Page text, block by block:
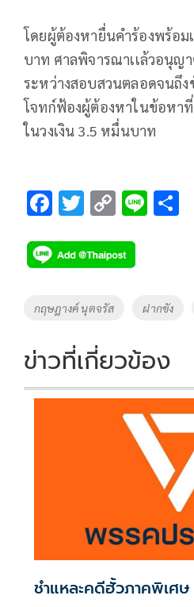
โดยผู้ต้องหายื่นคำร้องพร้อ
บาท ศาลพิจารณาเเล้วอนุญ
ระหว่างสอบสวนตลอดจนถึ
โจทก์ฟ้องผู้ต้องหาในข้อหา
ในวงเงิน 3.5 หมื่นบาท
F
e
b
o
k
T
tt
er
C
p
y
k
Li
Tags
กฤษฎางค์ นุตจรัส ฝากขัง
ข่าวที่เกี่ยวข้อง
ชำแหละคดีฮั้วภาคพิเศ